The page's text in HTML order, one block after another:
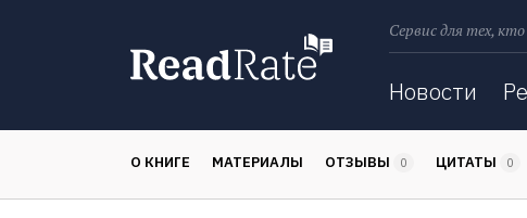
Сервис для тех,
Новости
О КНИГЕ МАТЕРИАЛЫ ОТЗЫВЫ 0 ЦИТАТЫ 0